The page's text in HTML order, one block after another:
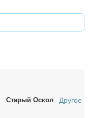
Старый Оскол Другое